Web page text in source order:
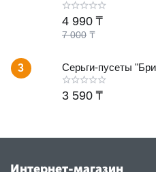
7 000 ₸
4 990 ₸
3 Серьги-пусеты
3 590 ₸